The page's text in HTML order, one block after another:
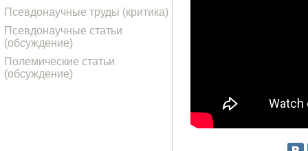
Псевдонаучные труды (критика)
Псевдонаучные статьи
(обсуждение)
Полемические статьи
(обсуждение)